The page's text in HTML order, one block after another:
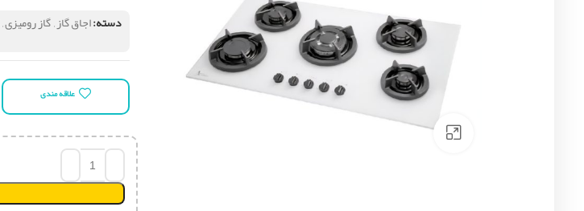
Click to enlarge
دسته:اجاق گاز,گاز رومیزی,
علاقه مندی